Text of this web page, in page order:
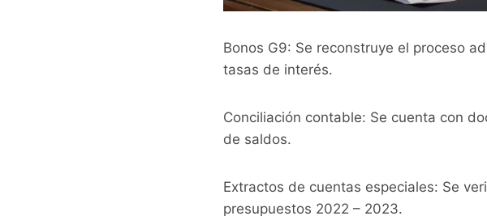
Bonos G9: Se reconstruye el proceso
tasas de interés.
Conciliación contable: Se cuenta con
de saldos.
Extractos de cuentas especiales: Se
presupuestos 2022 – 2023.